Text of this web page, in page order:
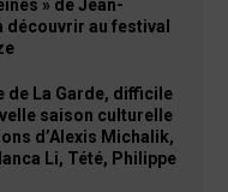
» de Jean-
découvrir au festival
de La Garde, difficile
saison culturelle
d’Alexis Michalik,
Li, Tété, Philippe